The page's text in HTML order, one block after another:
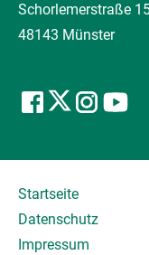
Schorlemerstraße
48143 Münster
Startseite
Datenschutz
Impressum